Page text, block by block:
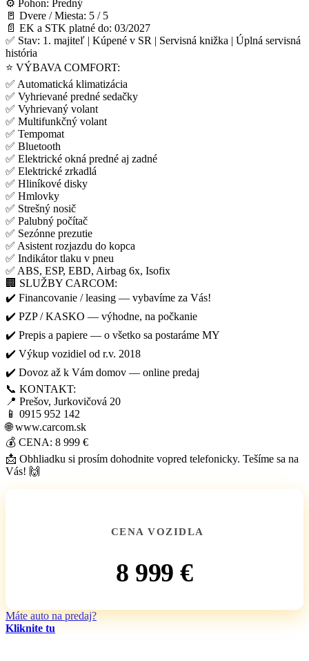
⚙️ Pohon: Predný
🚪 Dvere / Miesta: 5 / 5
📄 EK a STK platné do: 03/2027
✅ Stav: 1. majiteľ | Kúpené v SR | Servisná knižka | Úplná servisná
história
⭐ VÝBAVA COMFORT:
✅ Automatická klimatizácia
✅ Vyhrievané predné sedačky
✅ Vyhrievaný volant
✅ Multifunkčný volant
✅ Tempomat
✅ Bluetooth
✅ Elektrické okná predné aj zadné
✅ Elektrické zrkadlá
✅ Hliníkové disky
✅ Hmlovky
✅ Strešný nosič
✅ Palubný počítač
✅ Sezónne prezutie
✅ Asistent rozjazdu do kopca
✅ Indikátor tlaku v pneu
✅ ABS, ESP, EBD, Airbag 6x, Isofix
🏢 SLUŽBY CARCOM:
✔️ Financovanie / leasing — vybavíme za Vás!
✔️ PZP / KASKO — výhodne, na počkanie
✔️ Prepis a papiere — o všetko sa postaráme MY
✔️ Výkup vozidiel od r.v. 2018
✔️ Dovoz až k Vám domov — online predaj
📞 KONTAKT:
📍 Prešov, Jurkovičová 20
📱 0915 952 142
🌐 www.carcom.sk
💰 CENA: 8 999 €
📩 Obhliadku si prosím dohodnite vopred telefonicky. Tešíme sa na
Vás! 🙌
CENA VOZIDLA
8 999 €
Máte auto na predaj?
Kliknite tu